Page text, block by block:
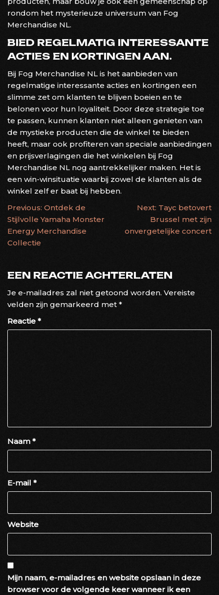
rondom het mysterieuze universum van Fog
Merchandise NL.
BIED REGELMATIG INTERESSANTE
ACTIES EN KORTINGEN AAN.
Bij Fog Merchandise NL is het aanbieden van
regelmatige interessante acties en kortingen een
slimme zet om klanten te blijven boeien en te
belonen voor hun loyaliteit. Door deze strategie toe
te passen, kunnen klanten niet alleen genieten van
de mystieke producten die de winkel te bieden
heeft, maar ook profiteren van speciale aanbiedingen
en prijsverlagingen die het winkelen bij Fog
Merchandise NL nog aantrekkelijker maken. Het is
een win-winsituatie waarbij zowel de klanten als de
winkel zelf er baat bij hebben.
BERICHTNAVIGATIE
Previous: Ontdek de
Stijlvolle Yamaha Monster
Energy Merchandise
Collectie
Next: Tayc betovert
Brussel met zijn
onvergetelijke concert
EEN REACTIE ACHTERLATEN
Je e-mailadres zal niet getoond worden. Vereiste
velden zijn gemarkeerd met *
Reactie *
Naam *
E-mail *
Website
Mijn naam, e-mailadres en website opslaan in deze
browser voor de volgende keer wanneer ik een